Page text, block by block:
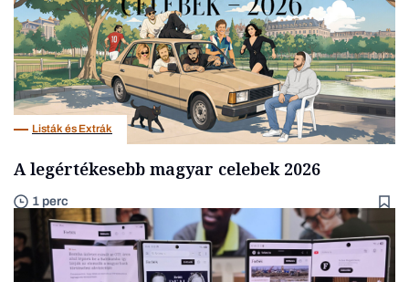
Listák és Extrák
A legértékesebb magyar celebek 2026
1 perc